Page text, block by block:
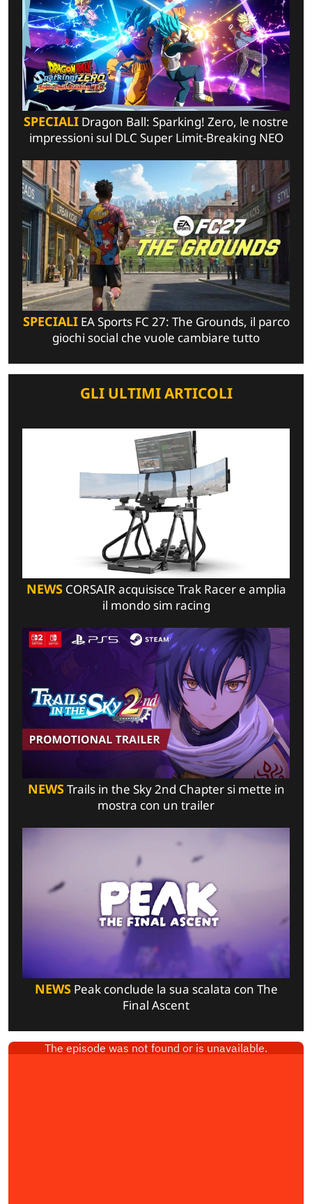
SPECIALI Dragon Ball: Sparking! Zero, le nostre
impressioni sul DLC Super Limit-Breaking NEO
SPECIALIEA Sports FC 27: The Grounds, il parco
giochi social che vuole cambiare tutto
GLI ULTIMI ARTICOLI
NEWSCORSAIR acquisisce Trak Racer e amplia
il mondo sim racing
NEWSTrails in the Sky 2nd Chapter si mette in
mostra con un trailer
NEWSPeak conclude la sua scalata con The
Final Ascent